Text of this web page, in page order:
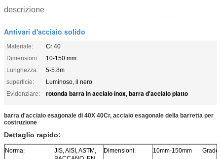
descrizione
Antivari d'acciaio solido
Materiale:
Cr 40
Dimensioni:
10-150 mm
Lunghezza:
5-5.8m
superficie:
Luminoso, il nero
Evidenziare:
rotonda barra in acciaio inox, barra d'acciaio piatto
barra d'acciaio esagonale di 40X 40Cr, acciaio esagonale della barretta per
costruzione
Dettaglio rapido:
Norma:
JIS, AISI, ASTM,
Dimensioni: 10mm-150mm Grado: